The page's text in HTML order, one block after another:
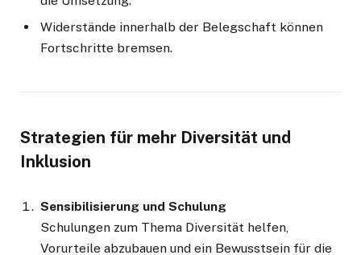
Widerstände innerhalb der Belegschaft können
Fortschritte bremsen.
Strategien für mehr Diversität und
Inklusion
Sensibilisierung und Schulung
Schulungen zum Thema Diversität helfen,
Vorurteile abzubauen und ein Bewusstsein für die